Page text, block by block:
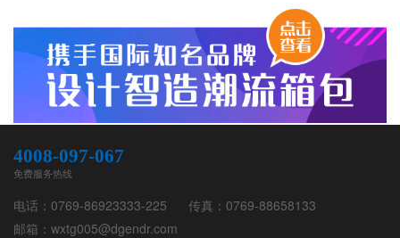
电话：0769-86923333-225
传真：0769-88658133
邮箱：wxtg005@dgendr.com
4008-097-067
免费服务热线